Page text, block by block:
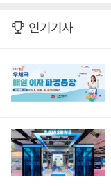
인기기사